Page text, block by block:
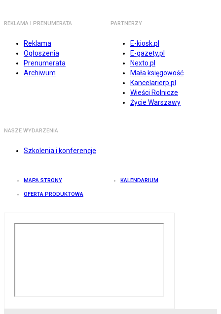
REKLAMA I PRENUMERATA
Reklama
Ogłoszenia
Prenumerata
Archiwum
PARTNERZY
E-kiosk.pl
E-gazety.pl
Nexto.pl
Mała księgowość
Kancelarierp.pl
Wieści Rolnicze
Życie Warszawy
NASZE WYDARZENIA
Szkolenia i konferencje
MAPA STRONY KALENDARIUM
OFERTA PRODUKTOWA